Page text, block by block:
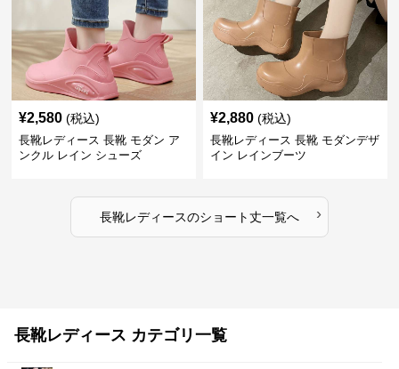
¥2,580 (税込)
長靴レディース 長靴 モダン ア
ンクル レイン シューズ
¥2,880 (税込)
長靴レディース 長靴 モダンデザ
イン レインブーツ
長靴レディースのショート丈一覧へ ›
長靴レディース カテゴリ一覧